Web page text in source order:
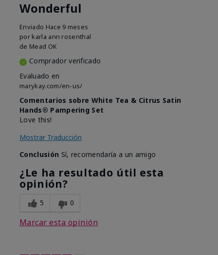
Wonderful
Enviado Hace 9 meses
por karla ann rosenthal
de Mead OK
Comprador verificado
Evaluado en
marykay.com/en-us/
Comentarios sobre White Tea & Citrus Satin
Hands® Pampering Set
Love this!
Mostrar Traducción
Conclusión Sí, recomendaría a un amigo
¿Le ha resultado útil esta
opinión?
5 0
Marcar esta opinión